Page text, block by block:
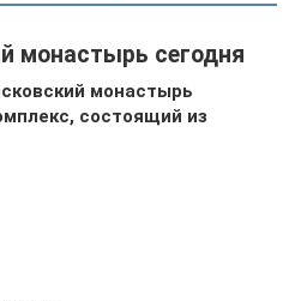
монастырь сегодня
монастырь
состоящий из